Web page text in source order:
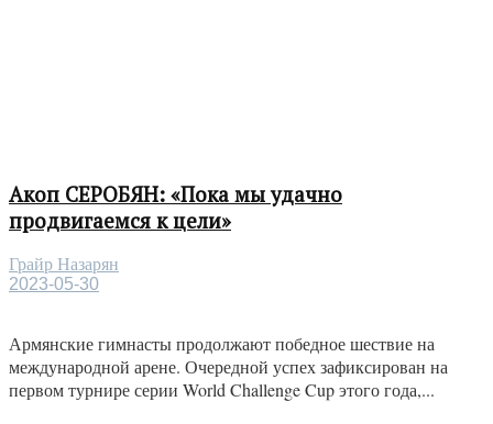
Акоп СЕРОБЯН: «Пока мы удачно
продвигаемся к цели»
Грайр Назарян
2023-05-30
Армянские гимнасты продолжают победное шествие на
международной арене. Очередной успех зафиксирован на
первом турнире серии World Challenge Cup этого года,...